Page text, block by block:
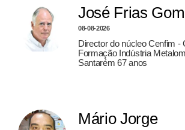
José Frias
08-08-2026
Director do núcleo Cenfim -
Formação Indústria
Santarém 67 anos
Mário Jorge